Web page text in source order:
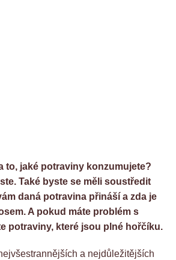
to, jaké potraviny konzumujete?
Také byste se měli soustředit
daná potravina přináší a zda je
A pokud máte problém s
potraviny, které jsou plné hořčíku.
a nejdůležitějších